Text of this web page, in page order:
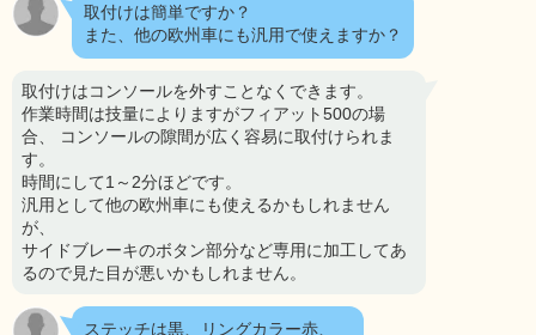
取付けは簡単ですか？
また、他の欧州車にも汎用で使えますか？
取付けはコンソールを外すことなくできます。
作業時間は技量によりますがフィアット500の場
合、 コンソールの隙間が広く容易に取付けられま
す。
時間にして1～2分ほどです。
汎用として他の欧州車にも使えるかもしれません
が、
サイドブレーキのボタン部分など専用に加工してあ
るので見た目が悪いかもしれません。
ステッチは黒、リングカラー赤、